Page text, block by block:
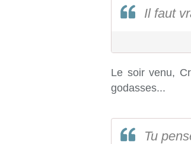
Il faut
Le soir venu,
godasses...
Tu